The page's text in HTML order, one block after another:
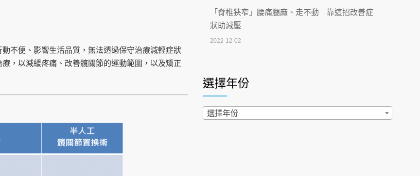
不便、影響生活品質，無法透過保守治療減輕症狀
療，以減緩疼痛、改善髖關節的運動範圍，以及矯正
【無菸城市】 宣導
2026-07-02
4連霸議員黃秋澤癌逝！食道癌為何奪命快？
西園醫院55周年 7／10捐血公益活動 邀民眾
熱血響應
2026-06-30
「脊椎狹窄」腰痛腿麻、走不動 靠這招改善症
狀助減壓
2022-12-02
2022-02-17
過量維生素D和鈣恐罹癌? 醫師釋疑：搞懂4原則
不怕補錯
選擇年份
選擇年份